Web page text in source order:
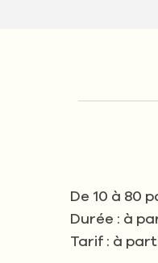
De 10 à 80
Durée : à
Tarif : à